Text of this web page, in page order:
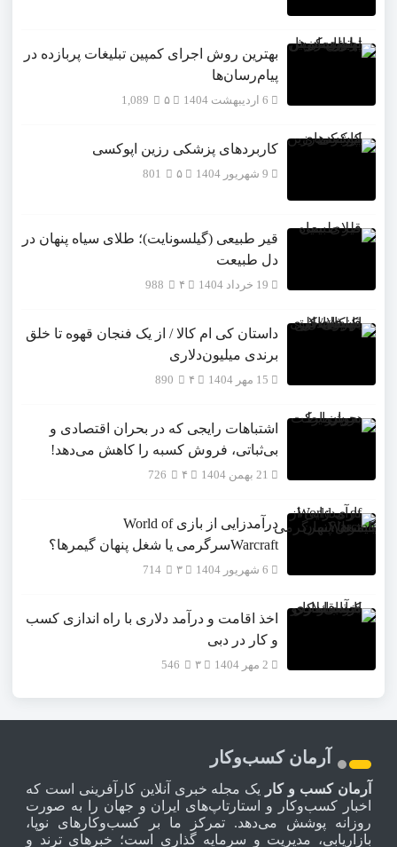
بهترین روش اجرای کمپین تبلیغات پربازده در
پیام‌رسان‌ها
6 اردیبهشت 1404 1,089
کاربردهای پزشکی رزین اپوکسی
9 شهریور 1404 801
قیر طبیعی (گیلسونایت)؛ طلای سیاه پنهان در
دل طبیعت
19 خرداد 1404 988
داستان کی ام کالا / از یک فنجان قهوه تا خلق
برندی میلیون‌دلاری
15 مهر 1404 890
اشتباهات رایجی که در بحران اقتصادی و
بی‌ثباتی، فروش کسبه را کاهش می‌دهد!
21 بهمن 1404 726
درآمدزایی از بازی World of
Warcraftسرگرمی یا شغل پنهان گیمرها؟
6 شهریور 1404 714
اخذ اقامت و درآمد دلاری با راه اندازی کسب
و کار در دبی
2 مهر 1404 546
آرمان کسب‌وکار
آرمان کسب و کار
یک مجله خبری آنلاین کارآفرینی است که
اخبار کسب‌وکار و استارتاپ‌های ایران و جهان را به صورت
روزانه پوشش می‌دهد. تمرکز ما بر کسب‌وکارهای نوپا،
بازاریابی، مدیریت و سرمایه گذاری است؛ خبرهای ترند و